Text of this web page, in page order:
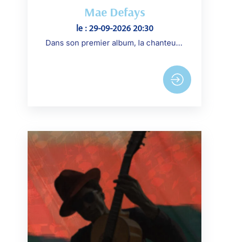
Mae Defays
le : 29-09-2026 20:30
Dans son premier album, la chanteuse explore les profondeurs de l'océan et de l'âme humaine à travers une musique poétique et sans frontière